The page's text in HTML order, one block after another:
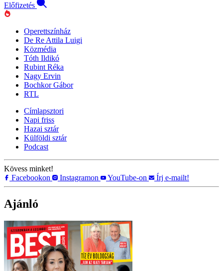
Előfizetés
Operettszínház
De Re Attila Luigi
Közmédia
Tóth Ildikó
Rubint Réka
Nagy Ervin
Bochkor Gábor
RTL
Címlapsztori
Napi friss
Hazai sztár
Külföldi sztár
Podcast
Kövess minket!
Facebookon
Instagramon YouTube-on Írj e-mailt!
Ajánló